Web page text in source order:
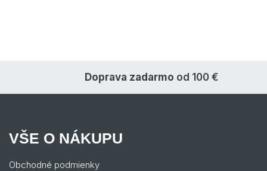
Doprava zadarmo od 100 €
VŠE O NÁKUPU
Obchodné podmienky